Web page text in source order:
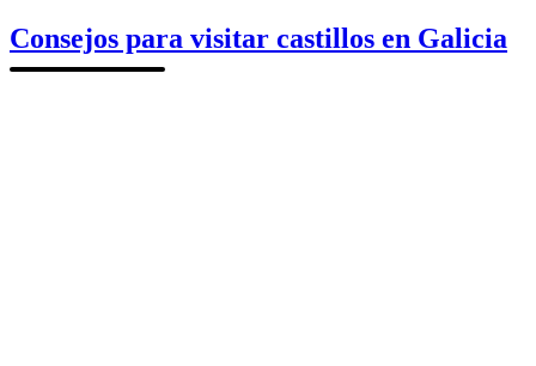
Consejos para visitar castillos en Galicia